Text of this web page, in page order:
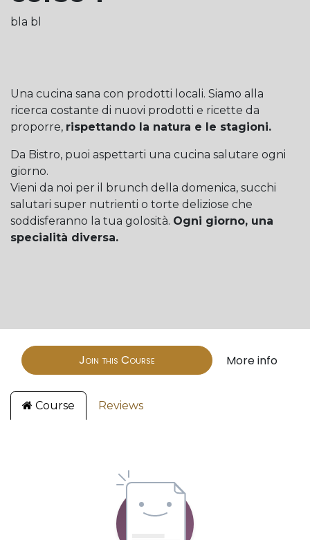
bla bl
Una cucina sana con prodotti locali. Siamo alla
ricerca costante di nuovi prodotti e ricette da
proporre, rispettando la natura e le stagioni.
Da Bistro, puoi aspettarti una cucina salutare ogni
giorno.
Vieni da noi per il brunch della domenica, succhi
salutari super nutrienti o torte deliziose che
soddisferanno la tua golosità. Ogni giorno, una
specialità diversa.
Join this Course More info
Course Reviews